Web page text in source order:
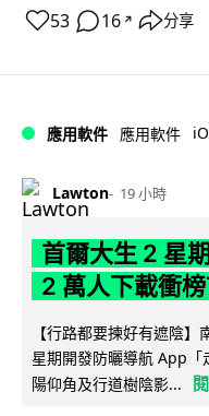
53 16 ↗ 分享
應用軟件 應用軟件
Lawton 19 小時
首爾大生 2 星
2 萬人下載衝
【行路都要揀好有遮陰
星期開發防曬導航 App「
陽仰角及行道樹陰影...